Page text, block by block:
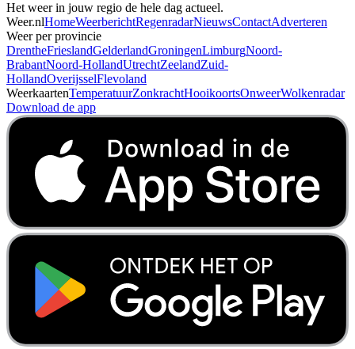
Het weer in jouw regio de hele dag actueel.
Weer.nlHomeWeerberichtRegenradarNieuwsContactAdverteren
Weer per provincie
DrentheFrieslandGelderlandGroningenLimburgNoord-
BrabantNoord-HollandUtrechtZeelandZuid-
HollandOverijsselFlevoland
WeerkaartenTemperatuurZonkrachtHooikoortsOnweerWolkenradar
Download de app